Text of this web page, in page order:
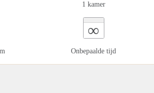
1 kamer
∞
Onbepaalde tijd